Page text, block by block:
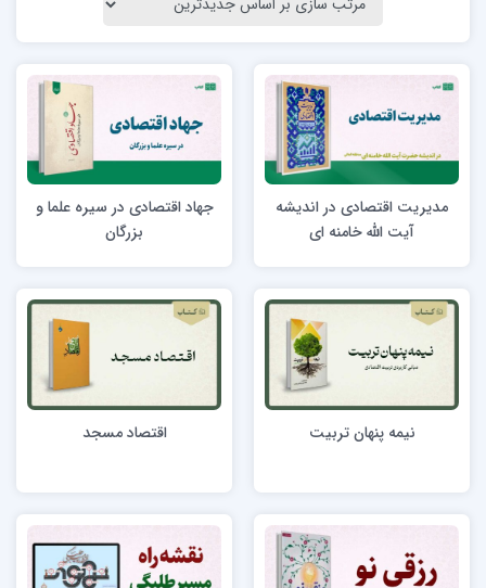
مدیریت اقتصادی در اندیشه
آیت الله خامنه ای
جهاد اقتصادی در سیره علما و
بزرگان
نیمه پنهان تربیت اقتصاد مسجد